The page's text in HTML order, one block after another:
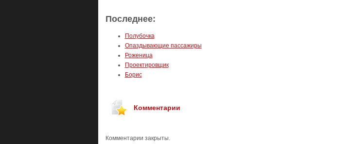
Последнее:
Полубочка
Опаздывающие пассажиры
Роженица
Проектировщик
Борис
Комментарии
Комментарии закрыты.